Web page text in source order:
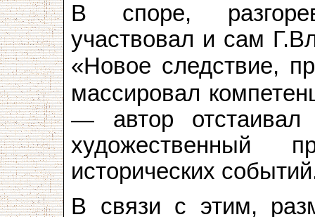
В споре,
участвовал и сам
«Новое следствие,
массировал
— автор отстаивал
художественный
исторических
В связи с этим,